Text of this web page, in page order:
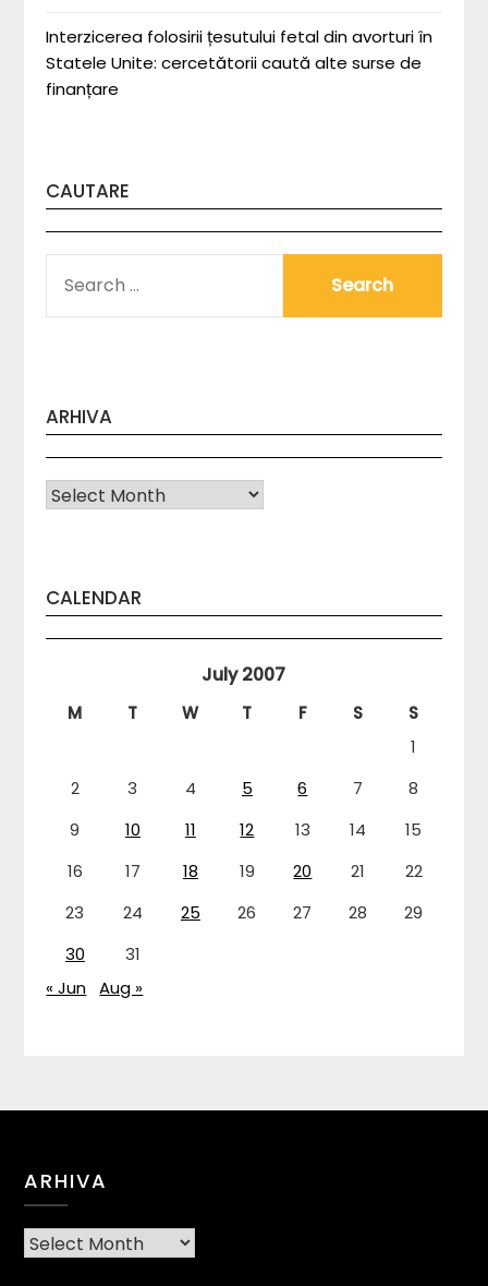
Interzicerea folosirii țesutului fetal din avorturi în
Statele Unite: cercetătorii caută alte surse de
finanțare
CAUTARE
FOR:
ARHIVA
Arhiva
CALENDAR
July 2007
M T W T F S
S
1
2
3 4 5 6 7
8
9
10 11 12 13 14
15
16
17 18 19 20 21
22
23
24 25 26 27 28
29
30
31
« Jun Aug »
ARHIVA
Arhiva